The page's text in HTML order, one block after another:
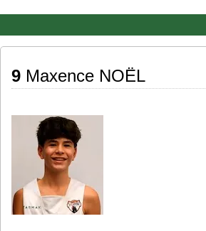
9 Maxence NOËL